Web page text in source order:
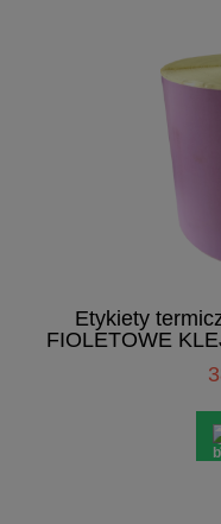
Etykiety
FIOLETOWE